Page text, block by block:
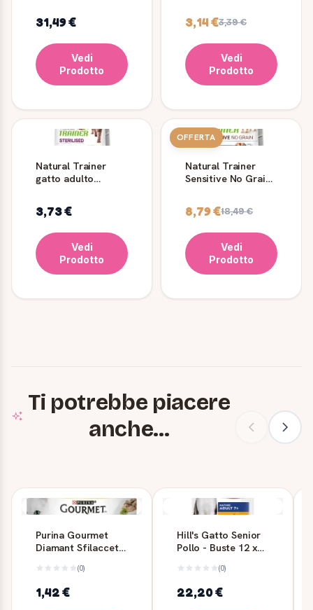
31,49 €
Vedi
Prodotto
3,14 €3,39 €
Vedi
Prodotto
Natural Trainer
gatto adulto
bianche
3,73 €
Vedi
Prodotto
OFFERTA
Natural Trainer
Sensitive No Grain
8,79 €18,49 €
Vedi
Prodotto
Ti potrebbe piacere
anche...
Purina Gourmet
Diamant Sfilaccetti
(0)
1,42 €
Hill's Gatto Senior
Pollo - Buste 12 x
(0)
22,20 €